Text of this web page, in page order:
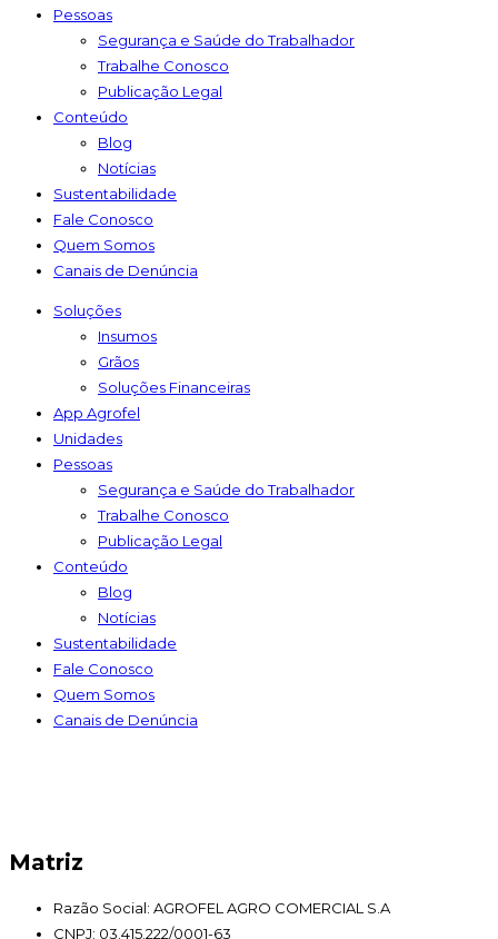
Pessoas
Segurança e Saúde do Trabalhador
Trabalhe Conosco
Publicação Legal
Conteúdo
Blog
Notícias
Sustentabilidade
Fale Conosco
Quem Somos
Canais de Denúncia
Soluções
Insumos
Grãos
Soluções Financeiras
App Agrofel
Unidades
Pessoas
Segurança e Saúde do Trabalhador
Trabalhe Conosco
Publicação Legal
Conteúdo
Blog
Notícias
Sustentabilidade
Fale Conosco
Quem Somos
Canais de Denúncia
Matriz
Razão Social: AGROFEL AGRO COMERCIAL S.A
CNPJ: 03.415.222/0001-63